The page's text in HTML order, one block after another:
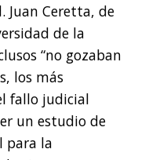
Juan Ceretta, de
de la
“no gozaban
los más
fallo judicial
un estudio de
para la